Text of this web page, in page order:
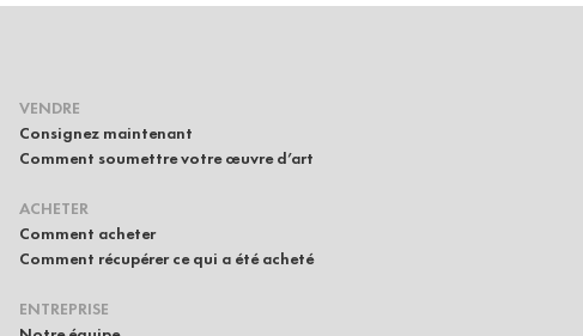
VENDRE
Consignez maintenant
Comment soumettre votre œuvre d’art
ACHETER
Comment acheter
Comment récupérer ce qui a été acheté
ENTREPRISE